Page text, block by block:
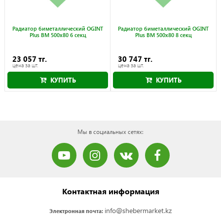
Радиатор биметаллический OGINT
Plus BM 500x80 6 секц
23 057 тг.
цена за шт.
КУПИТЬ
Радиатор биметаллический OGINT
Plus BM 500x80 8 секц
30 747 тг.
цена за шт.
КУПИТЬ
Мы в социальных сетях:
Контактная информация
Электронная почта: info@shebermarket.kz